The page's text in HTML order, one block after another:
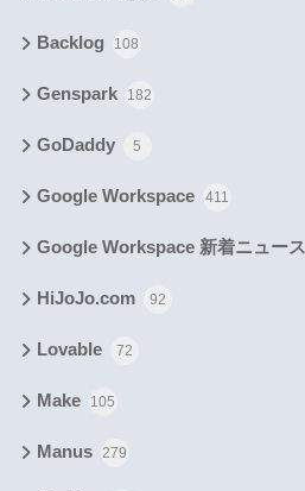
Backlog 108
Genspark 182
GoDaddy 5
Google Workspace 411
Google Workspace 新着ニュース
HiJoJo.com 92
Lovable 72
Make 105
Manus 279